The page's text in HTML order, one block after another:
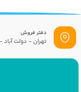
دفتر فروش
تهران - دولت آباد